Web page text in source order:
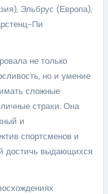
Эльбрус (Европа),
Пи
не только
но и умение
сложные
страхи. Она
и
спортсменов и
достичь выдающихся